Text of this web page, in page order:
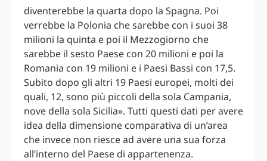
diventerebbe la quarta dopo la Spagna. Poi
verrebbe la Polonia che sarebbe con i suoi 38
milioni la quinta e poi il Mezzogiorno che
sarebbe il sesto Paese con 20 milioni e poi la
Romania con 19 milioni e i Paesi Bassi con 17,5.
Subito dopo gli altri 19 Paesi europei, molti dei
quali, 12, sono più piccoli della sola Campania,
nove della sola Sicilia». Tutti questi dati per avere
idea della dimensione comparativa di un’area
che invece non riesce ad avere una sua forza
all’interno del Paese di appartenenza.